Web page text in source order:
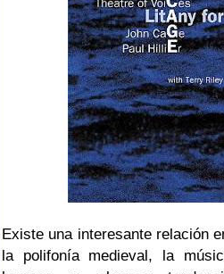
Existe una interesante relación
la polifonía medieval, la